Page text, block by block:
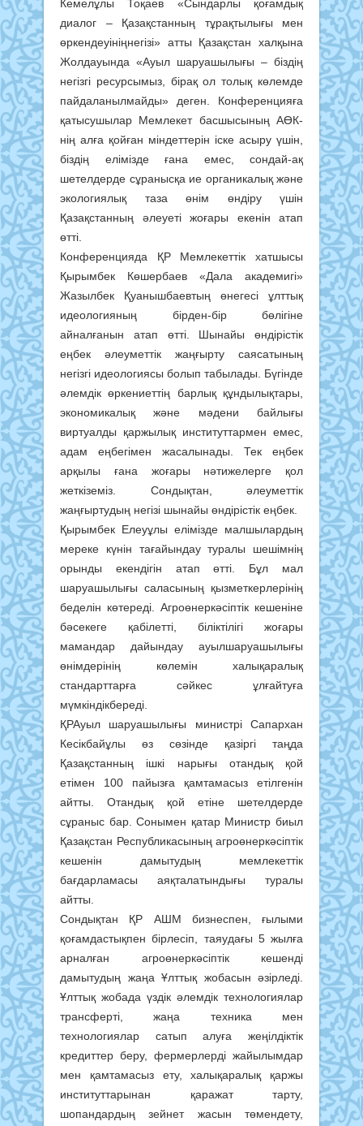
Кемелұлы Тоқаев «Сындарлы қоғамдық
диалог – Қазақстанның тұрақтылығы мен
өркендеуініңнегізі» атты Қазақстан халқына
Жолдауында «Ауыл шаруашылығы – біздің
негізгі ресурсымыз, бірақ ол толық көлемде
пайдаланылмайды» деген. Конференцияға
қатысушылар Мемлекет басшысының АӨК-
нің алға қойған міндеттерін іске асыру үшін,
біздің елімізде ғана емес, сондай-ақ
шетелдерде сұранысқа ие органикалық және
экологиялық таза өнім өндіру үшін
Қазақстанның әлеуеті жоғары екенін атап
өтті.
Конференцияда ҚР Мемлекеттік хатшысы
Қырымбек Көшербаев «Дала академигі»
Жазылбек Қуанышбаевтың өнегесі ұлттық
идеологияның бірден-бір бөлігіне
айналғанын атап өтті. Шынайы өндірістік
еңбек әлеуметтік жаңғырту саясатының
негізгі идеологиясы болып табылады. Бүгінде
әлемдік өркениеттің барлық құндылықтары,
экономикалық және мәдени байлығы
виртуалды қаржылық институттармен емес,
адам еңбегімен жасалынады. Тек еңбек
арқылы ғана жоғары нәтижелерге қол
жеткіземіз. Сондықтан, әлеуметтік
жаңғыртудың негізі шынайы өндірістік еңбек.
Қырымбек Елеуұлы елімізде малшылардың
мереке күнін тағайындау туралы шешімнің
орынды екендігін атап өтті. Бұл мал
шаруашылығы саласының қызметкерлерінің
беделін көтереді. Агроөнеркәсіптік кешеніне
бәсекеге қабілетті, біліктілігі жоғары
мамандар дайындау ауылшаруашылығы
өнімдерінің көлемін халықаралық
стандарттарға сәйкес ұлғайтуға
мүмкіндікбереді.
ҚРАуыл шаруашылығы министрі Сапархан
Кесікбайұлы өз сөзінде қазіргі таңда
Қазақстанның ішкі нарығы отандық қой
етімен 100 пайызға қамтамасыз етілгенін
айтты. Отандық қой етіне шетелдерде
сұраныс бар. Сонымен қатар Министр биыл
Қазақстан Республикасының агроөнеркәсіптік
кешенін дамытудың мемлекеттік
бағдарламасы аяқталатындығы туралы
айтты.
Сондықтан ҚР АШМ бизнеспен, ғылыми
қоғамдастықпен бірлесіп, таяудағы 5 жылға
арналған агроөнеркәсіптік кешенді
дамытудың жаңа Ұлттық жобасын әзірледі.
Ұлттық жобада үздік әлемдік технологиялар
трансферті, жаңа техника мен
технологиялар сатып алуға жеңілдіктік
кредиттер беру, фермерлерді жайылымдар
мен қамтамасыз ету, халықаралық қаржы
институттарынан қаражат тарту,
шопандардың зейнет жасын төмендету,